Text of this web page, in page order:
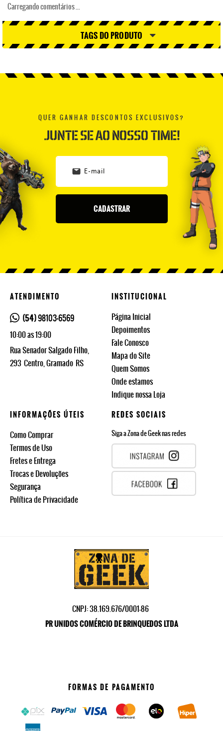
Carregando comentários ...
TAGS DO PRODUTO
QUER GANHAR DESCONTOS EXCLUSIVOS?
JUNTE SE AO NOSSO TIME!
CADASTRAR
ATENDIMENTO
(54)98103-6569
10:00 as 19:00
Rua Senador Salgado Filho,
293 Centro, Gramado RS
INSTITUCIONAL
Página Inicial
Depoimentos
Fale Conosco
Mapa do Site
Quem Somos
Onde estamos
Indique nossa Loja
INFORMAÇÕES ÚTEIS
Como Comprar
Termos de Uso
Fretes e Entrega
Trocas e Devoluções
Segurança
Política de Privacidade
REDES SOCIAIS
Siga a Zona de Geek nas redes
CNPJ: 38.169.676/0001-86
PR UNIDOS COMÉRCIO DE BRINQUEDOS LTDA
FORMAS DE PAGAMENTO